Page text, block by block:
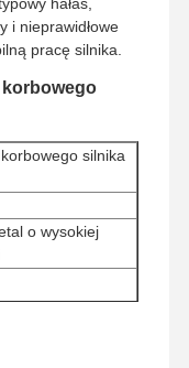
i nieprawidłowe
pracę silnika.
korbowego
silnika
o wysokiej
T/T
TNT/FedEx